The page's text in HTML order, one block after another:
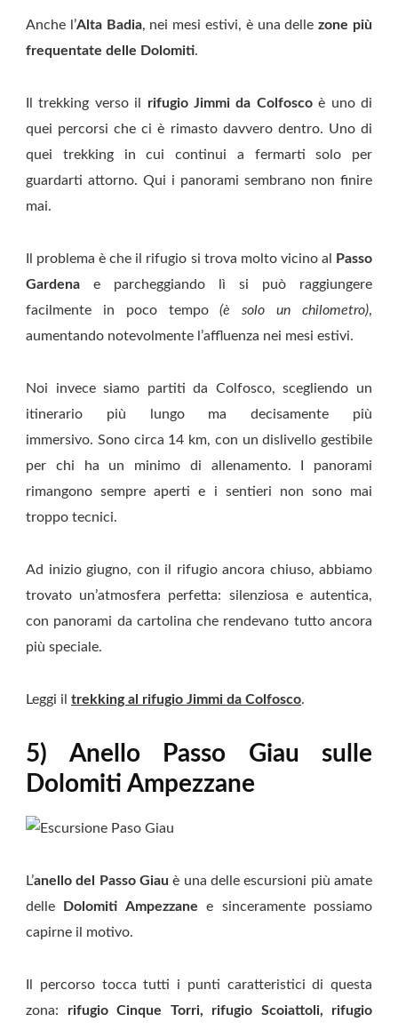
Anche l’Alta Badia, nei mesi estivi, è una dellezone più
frequentate delle Dolomiti.
Il trekking verso il rifugio Jimmi da Colfoscoè uno di
quei percorsi che ci è rimasto davvero dentro. Uno di
quei trekking in cui continui a fermarti solo per
guardarti attorno. Qui i panorami sembrano non finire
mai.
Il problema è che il rifugio si trova molto vicino al
Passo
Gardena e parcheggiando lì si può raggiungere
facilmente in poco tempo(è solo un chilometro),
aumentando notevolmente l’affluenza nei mesi estivi.
Noi invece siamo partiti da Colfosco, scegliendo un
itinerario più lungo ma decisamente più
immersivo. Sono circa 14 km, con un dislivello gestibile
per chi ha un minimo di allenamento. I panorami
rimangono sempre aperti e i sentieri non sono mai
troppo tecnici.
Ad inizio giugno, con il rifugio ancora chiuso, abbiamo
trovato un’atmosfera perfetta: silenziosa e autentica,
con panorami da cartolina che rendevano tutto ancora
più speciale.
Leggi il trekking al rifugio Jimmi da Colfosco.
5) Anello Passo Giau sulle
Dolomiti Ampezzane
L’anello del Passo Giau è una delle escursioni più amate
delle
Dolomiti Ampezzane e sinceramente possiamo
capirne il motivo.
Il percorso tocca tutti i punti caratteristici di questa
zona: rifugio Cinque Torri, rifugio Scoiattoli, rifugio